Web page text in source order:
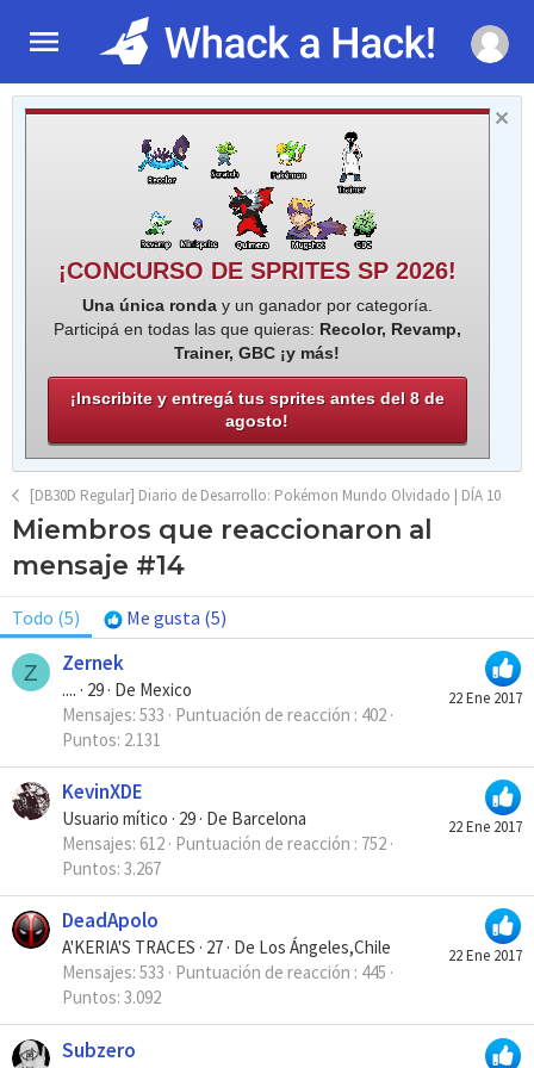
¡CONCURSO DE SPRITES SP 2026!
Una única ronday un ganador por categoría.
Participá en todas las que quieras: Recolor, Revamp,
Trainer, GBC ¡y más!
¡Inscribite y entregá tus sprites antes del 8 de
agosto!
[DB30D Regular] Diario de Desarrollo: Pokémon Mundo Olvidado | DÍA 10
Miembros que reaccionaron al
mensaje #14
Todo (5) Me gusta (5)
Z
22 Ene 2017
Zernek
.... · 29 · De Mexico
Mensajes 533 Puntuación de reacción 402
Puntos 2.131
22 Ene 2017
KevinXDE
Usuario mítico · 29 · De Barcelona
Mensajes 612 Puntuación de reacción 752
Puntos 3.267
22 Ene 2017
DeadApolo
A'KERIA'S TRACES · 27 · De Los Ángeles,Chile
Mensajes 533 Puntuación de reacción 445
Puntos 3.092
Subzero